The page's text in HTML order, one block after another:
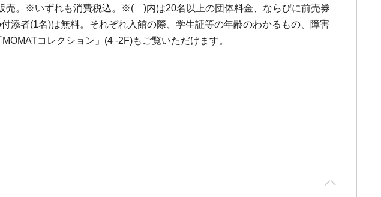
売。※いずれも消費税込。※( )内は20名以上の団体料金、ならびに前売券
者(1名)は無料。それぞれ入館の際、学生証等の年齢のわかるもの、障害
コレクション」(4 -2F)もご覧いただけます。